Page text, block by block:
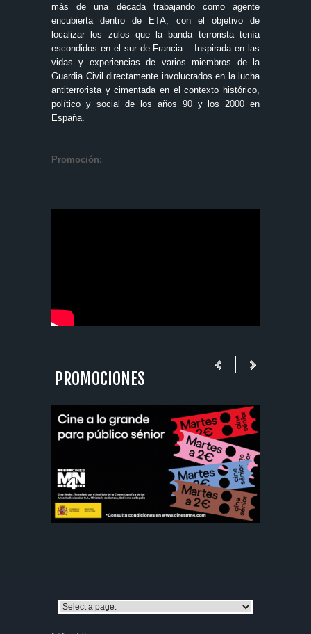
más de una década trabajando como agente
encubierta dentro de ETA, con el objetivo de
localizar los zulos que la banda terrorista tenía
escondidos en el sur de Francia... Inspirada en las
vidas y experiencias de varios miembros de la
Guardia Civil directamente involucrados en la lucha
antiterrorista y cimentada en el contexto histórico,
político y social de los años 90 y los 2000 en
España.
Promoción:
PROMOCIONES